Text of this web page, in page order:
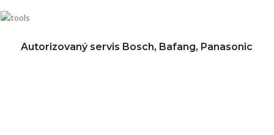
Autorizovaný servis Bosch, Bafang, Panasonic